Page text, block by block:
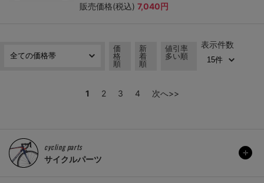
販売価格(税込) 7,040円
価
格
順
新
着
順
値引率
多い順
表示件数
1 2 3 4 次へ>>
cycling parts
サイクルパーツ